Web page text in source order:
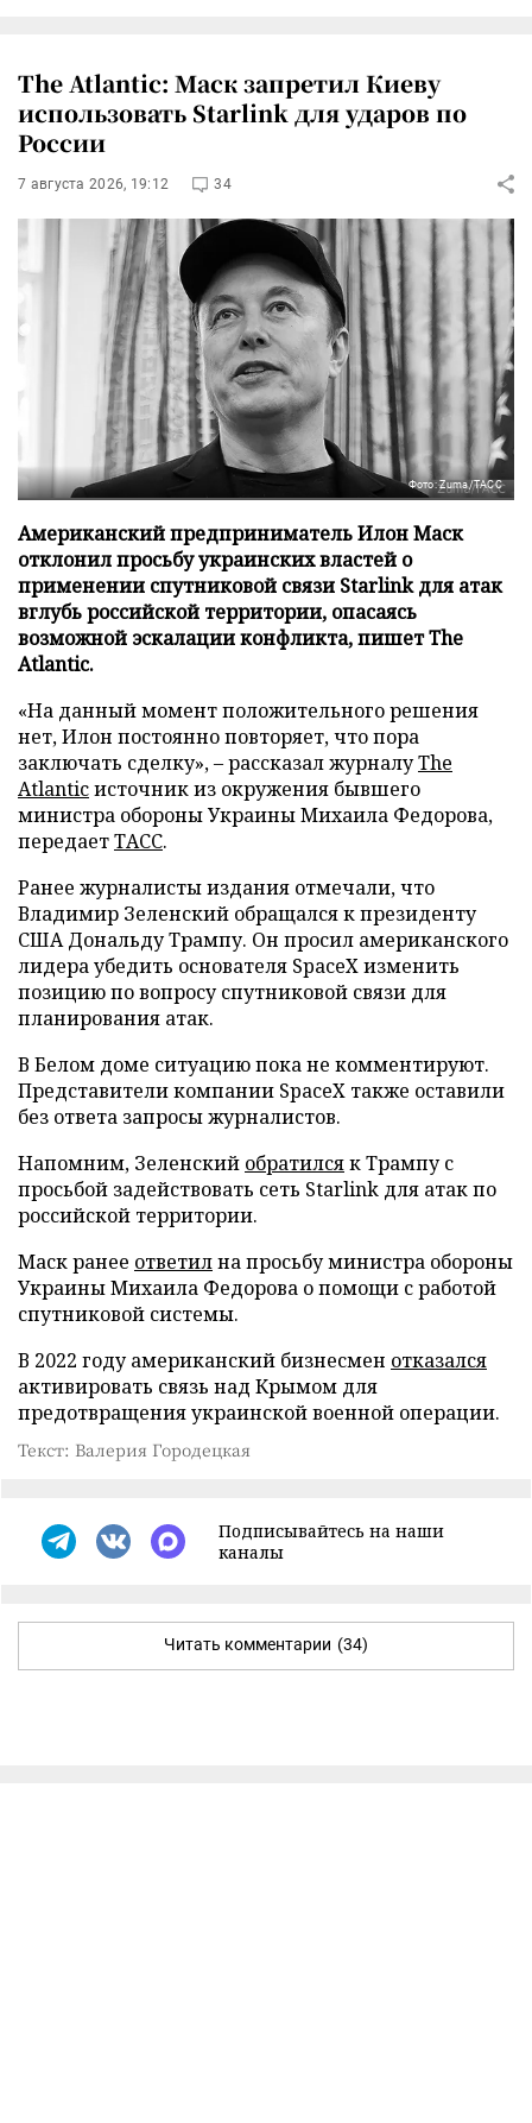
The Atlantic: Маск запретил Киеву
использовать Starlink для ударов по
России
7 августа 2026, 19:12 34
Фото: Zuma/ТАСС
Американский предприниматель Илон Маск
отклонил просьбу украинских властей о
применении спутниковой связи Starlink для атак
вглубь российской территории, опасаясь
возможной эскалации конфликта, пишет The
Atlantic.
«На данный момент положительного решения
нет, Илон постоянно повторяет, что пора
заключать сделку», – рассказал журналуThe
Atlanticисточник из окружения бывшего
министра обороны Украины Михаила Федорова,
передаетТАСС.
Ранее журналисты издания отмечали, что
Владимир Зеленский обращался к президенту
США Дональду Трампу. Он просил американского
лидера убедить основателя SpaceX изменить
позицию по вопросу спутниковой связи для
планирования атак.
В Белом доме ситуацию пока не комментируют.
Представители компании SpaceX также оставили
без ответа запросы журналистов.
Напомним, Зеленский обратилсяк Трампу с
просьбой задействовать сеть Starlink для атак по
российской территории.
Маск ранее ответилна просьбу министра обороны
Украины Михаила Федорова о помощи с работой
спутниковой системы.
В 2022 году американский бизнесмен отказался
активировать связь над Крымом для
предотвращения украинской военной операции.
Текст: Валерия Городецкая
Подписывайтесь на наши
каналы
Читать комментарии (34)